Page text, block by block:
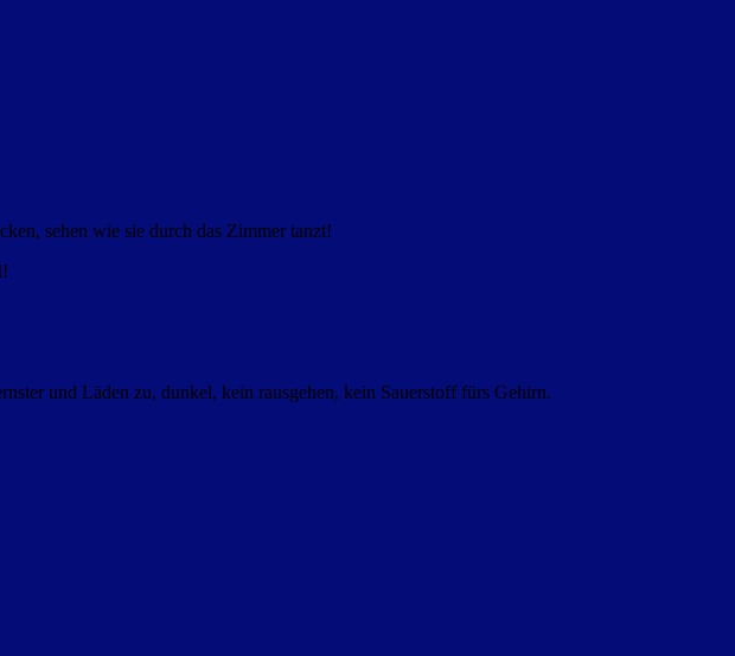
sehen wie sie durch das Zimmer tanzt!
und Läden zu, dunkel, kein rausgehen, kein Sauerstoff fürs Gehirn.